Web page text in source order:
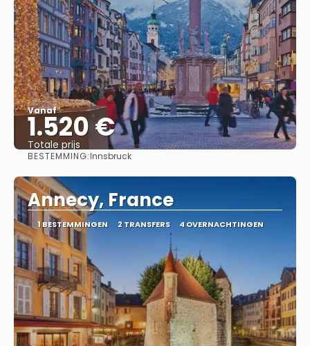
Vanaf
1.520 €
Totale prijs
BESTEMMING:Innsbruck
Annecy, France
1 BESTEMMINGEN 2 TRANSFERS 4 OVERNACHTINGEN